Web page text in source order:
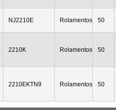
NJ2210E Rolamentos 50
2210K Rolamentos 50
2210EKTN9 Rolamentos 50